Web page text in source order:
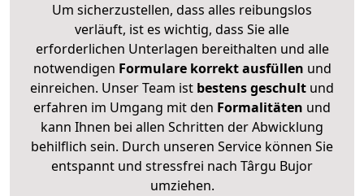
Um sicherzustellen, dass alles reibungslos
verläuft, ist es wichtig, dass Sie alle
erforderlichen Unterlagen bereithalten und alle
notwendigen Formulare korrekt ausfüllen und
einreichen. Unser Team ist bestens geschult und
erfahren im Umgang mit den Formalitäten und
kann Ihnen bei allen Schritten der Abwicklung
behilflich sein. Durch unseren Service können Sie
entspannt und stressfrei nach Târgu Bujor
umziehen.